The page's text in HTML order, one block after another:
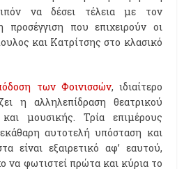
να δέσει τέλεια με τον
που επιχειρούν οι
και Κατρίτσης στο κλασικό
των Φοινισσών, ιδιαίτερο
η αλληλεπίδραση θεατρικού
μουσικής. Τρία επιμέρους
αυτοτελή υπόσταση και
είναι εξαιρετικό αφ’ εαυτού,
να φωτιστεί πρώτα και κύρια το